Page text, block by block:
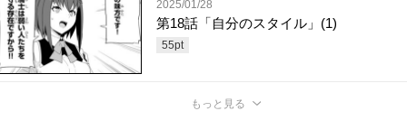
2025/01/28
第18話「自分のスタイル」(1)
55pt
もっと見る